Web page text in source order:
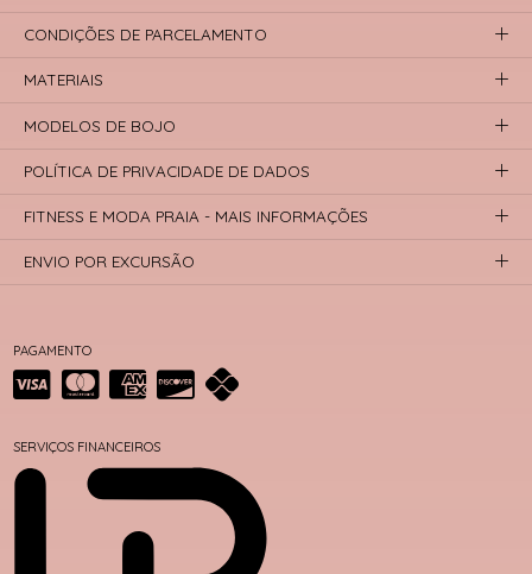
PAGAMENTO
SERVIÇOS FINANCEIROS
CONDIÇÕES DE PARCELAMENTO
MATERIAIS
MODELOS DE BOJO
POLÍTICA DE PRIVACIDADE DE DADOS
FITNESS E MODA PRAIA - MAIS INFORMAÇÕES
ENVIO POR EXCURSÃO